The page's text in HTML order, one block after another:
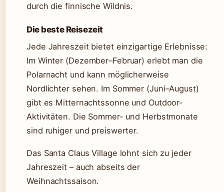
durch die finnische Wildnis.
Die beste Reisezeit
Jede Jahreszeit bietet einzigartige Erlebnisse:
Im Winter (Dezember–Februar) erlebt man die
Polarnacht und kann möglicherweise
Nordlichter sehen. Im Sommer (Juni–August)
gibt es Mitternachtssonne und Outdoor-
Aktivitäten. Die Sommer- und Herbstmonate
sind ruhiger und preiswerter.
Das Santa Claus Village lohnt sich zu jeder
Jahreszeit – auch abseits der
Weihnachtssaison.